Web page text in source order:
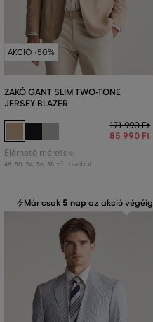
AKCIÓ -50%
ZAKÓ GANT SLIM TWO-TONE
JERSEY BLAZER
171 990 Ft
85 990 Ft
Elérhető méretek:
48 50 54 56 58 +1 további
Már csak 5 nap az akció végéig